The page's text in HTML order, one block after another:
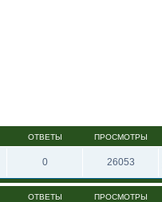
ОТВЕТЫ ПРОСМОТРЫ
0 26053
ОТВЕТЫ ПРОСМОТРЫ